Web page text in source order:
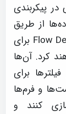
پیکربندی
از طریق
جداول و رکوردها و استفاده از Flow Designer برای
کرد. آن‌ها
برای
و فرم‌ها
کنند و